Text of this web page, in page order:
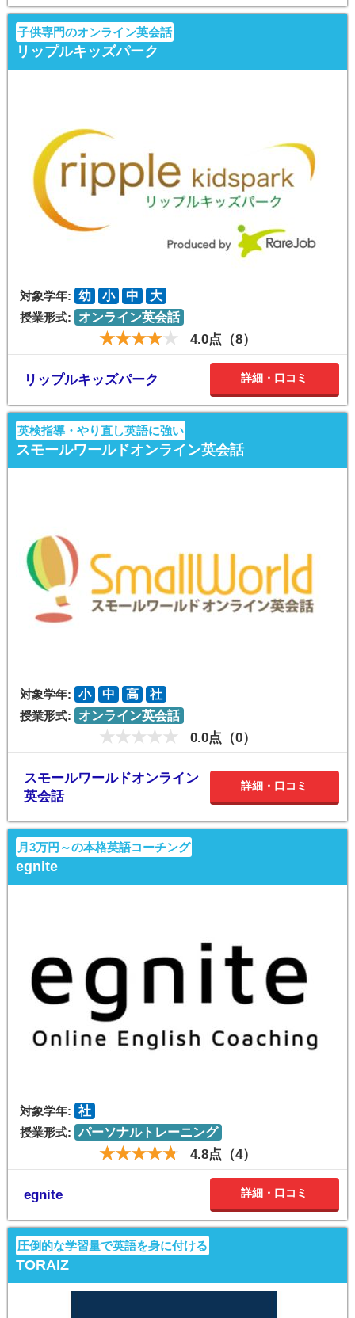
子供専門のオンライン英会話
リップルキッズパーク
対象学年: 幼 小 中
大
授業形式:
オンライン英会話
4.0点（8）
リップルキッズパーク 詳細・口コミ
英検指導・やり直し英語に強い
スモールワールドオンライン英会話
対象学年: 小 中 高
社
授業形式:
オンライン英会話
0.0点（0）
スモールワールドオンライン
英会話
詳細・口コミ
月3万円～の本格英語コーチング
egnite
対象学年: 社
授業形式: パーソナルトレーニング
4.8点（4）
egnite 詳細・口コミ
圧倒的な学習量で英語を身に付ける
TORAIZ